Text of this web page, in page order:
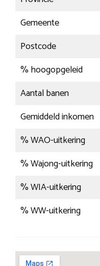
Gemeente
Postcode
% hoogopgeleid
Aantal banen
Gemiddeld inkomen
% WAO-uitkering
% Wajong-uitkering
% WIA-uitkering
% WW-uitkering